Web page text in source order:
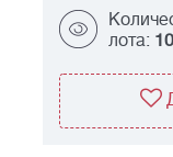
лота: